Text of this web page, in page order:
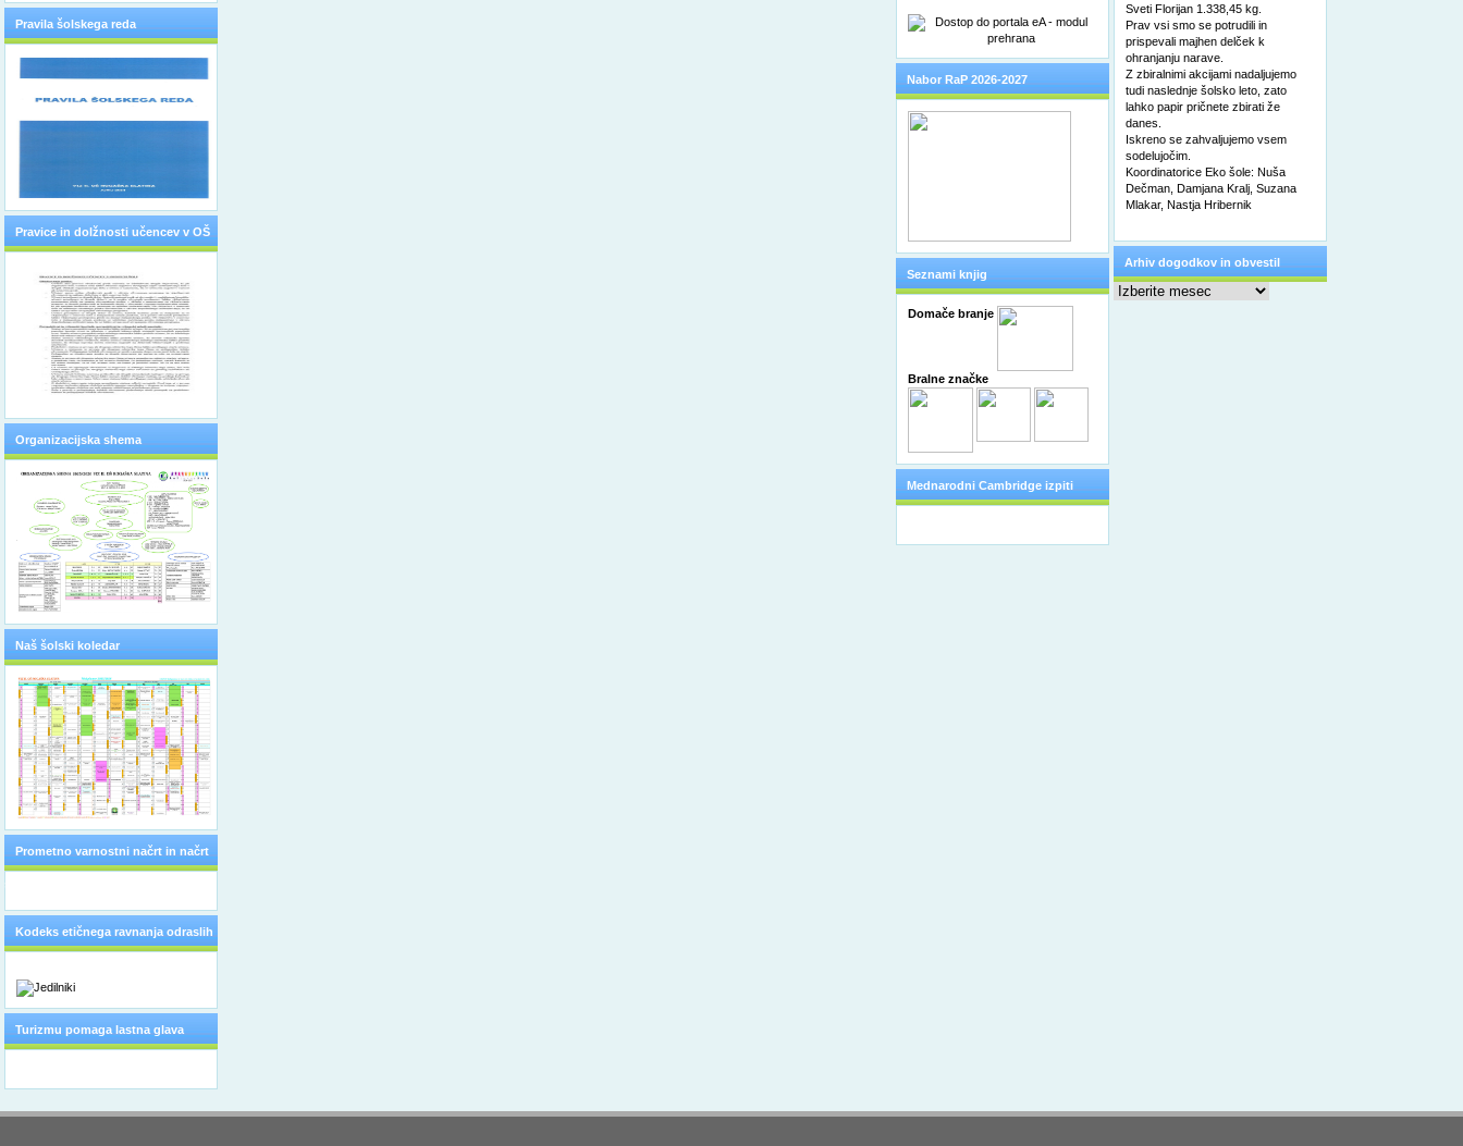
Pravila šolskega reda
Pravice in dolžnosti učencev v OŠ
Organizacijska shema
Naš šolski koledar
Prometno varnostni načrt in načrt
Kodeks etičnega ravnanja odraslih
Turizmu pomaga lastna glava
Nabor RaP 2026-2027
Seznami knjig
Domače branje
Bralne značke
Mednarodni Cambridge izpiti
Sveti Florijan 1.338,45 kg.
Prav vsi smo se potrudili in
prispevali majhen delček k
ohranjanju narave.
Z zbiralnimi akcijami nadaljujemo
tudi naslednje šolsko leto, zato
lahko papir pričnete zbirati že
danes.
Iskreno se zahvaljujemo vsem
sodelujočim.
Koordinatorice Eko šole: Nuša
Dečman, Damjana Kralj, Suzana
Mlakar, Nastja Hribernik
Arhiv dogodkov in obvestil
Arhiv
dogodkov